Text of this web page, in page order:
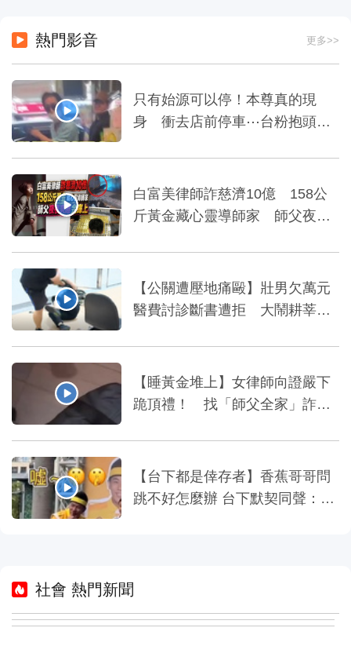
熱門影音 更多>>
只有始源可以停！本尊真的現
身 衝去店前停車⋯台粉抱頭嚇
白富美律師詐慈濟10億 158公
斤黃金藏心靈導師家 師父夜夜
【公關遭壓地痛毆】壯男欠萬元
醫費討診斷書遭拒 大鬧耕莘醫
【睡黃金堆上】女律師向證嚴下
跪頂禮！ 找「師父全家」詐慈
【台下都是倖存者】香蕉哥哥問
跳不好怎麼辦 台下默契同聲：被
社會 熱門新聞